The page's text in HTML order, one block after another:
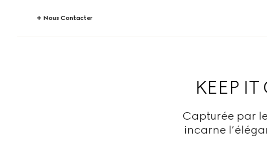
Nous Contacter
KEEP
Capturée par
incarne